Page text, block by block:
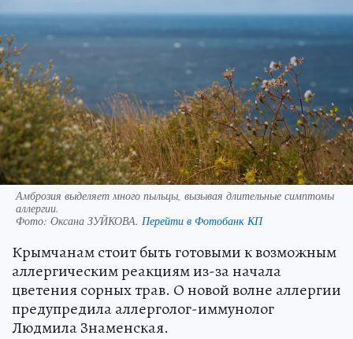
Амброзия выделяет много пыльцы, вызывая длительные симптомы
аллергии.
Фото: Оксана ЗУЙКОВА. Перейти в Фотобанк КП
Крымчанам стоит быть готовыми к возможным
аллергическим реакциям из-за начала
цветения сорных трав. О новой волне аллергии
предупредила аллерголог-иммунолог
Людмила Знаменская.